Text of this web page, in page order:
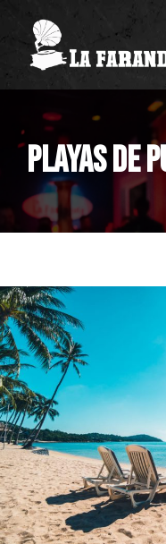
Saltar
contenido
PLAYAS DE